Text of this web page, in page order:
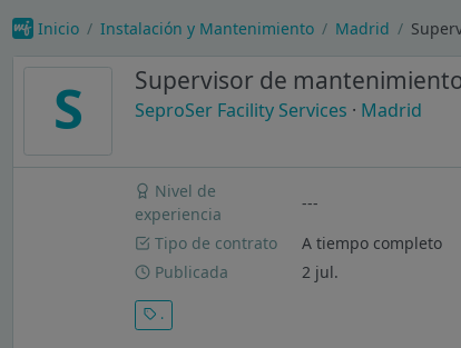
Inicio Instalación y Mantenimiento Madrid
S Supervisor de
SeproSer Facility Services · Madrid
Nivel de
experiencia
---
Tipo de contrato
A tiempo completo
Publicada
2 jul.
.